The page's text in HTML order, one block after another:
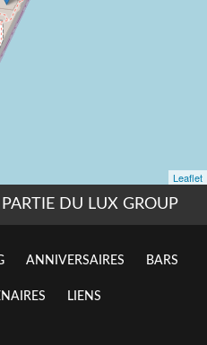
DU LUX GROUP
ANNIVERSAIRES BARS
LIENS